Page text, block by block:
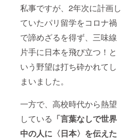
私事ですが、2年次に計画し
ていたパリ留学をコロナ禍
で諦めざるを得ず、三味線
片手に日本を飛び立つ！と
いう野望は打ち砕かれてし
まいました。
一方で、高校時代から熱望
している 「言葉なしで世界
中の人に〈日本〉を伝えた